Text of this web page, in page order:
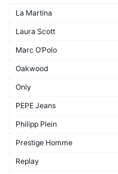
La Martina
Laura Scott
Marc O’Polo
Oakwood
Only
PEPE Jeans
Philipp Plein
Prestige Homme
Replay